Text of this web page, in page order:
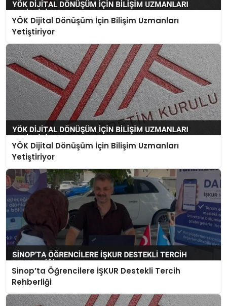
YÖK Dijital Dönüşüm İçin Bilişim Uzmanları
Yetiştiriyor
YÖK Dijital Dönüşüm İçin Bilişim Uzmanları
Yetiştiriyor
Sinop’ta Öğrencilere İŞKUR Destekli Tercih
Rehberliği